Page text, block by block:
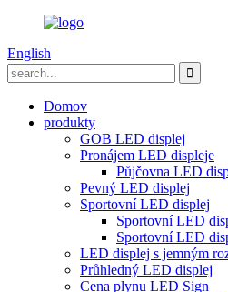
English
Domov
produkty
GOB LED displej
Pronájem LED displeje
Půjčovna LED
Pevný LED displej
Sportovní LED displej
Sportovní LED
Sportovní LED
LED displej s jemným
Průhledný LED displej
Cena plynu LED Sign